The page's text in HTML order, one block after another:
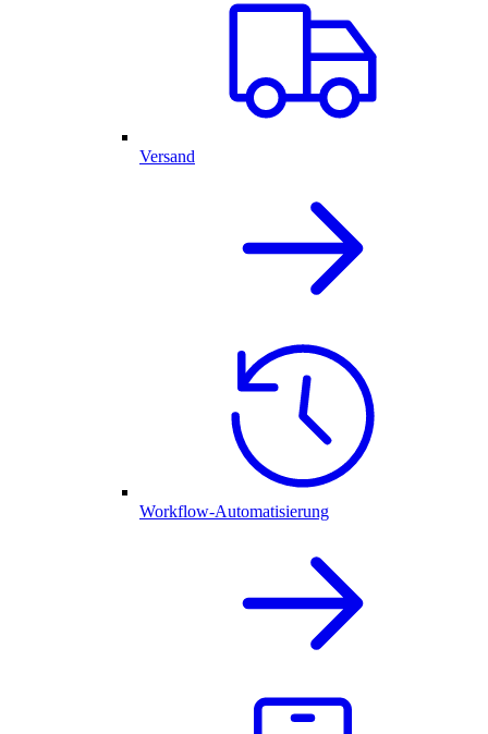
Versand
Workflow-Automatisierung